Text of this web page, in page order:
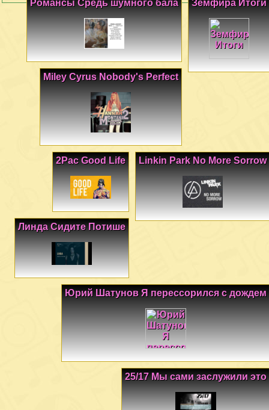
Земфира Итоги
Романсы Средь шумного бала
Miley Cyrus Nobody's Perfect
Linkin Park No More Sorrow
2Pac Good Life
Линда Сидите Потише
Юрий Шатунов Я перессорился с дождем
25/17 Мы сами заслужили это